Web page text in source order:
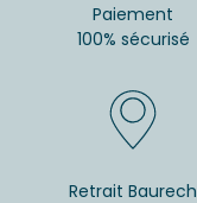
Paiement
100% sécurisé
Retrait Baurech